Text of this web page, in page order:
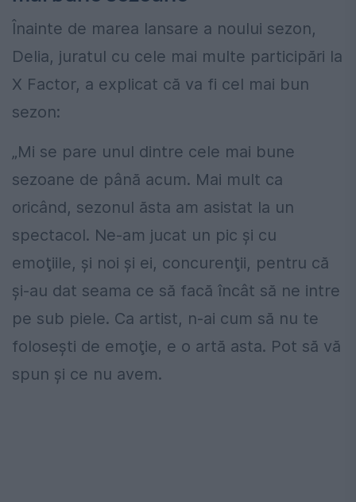
Înainte de marea lansare a noului sezon,
Delia, juratul cu cele mai multe participări la
X Factor, a explicat că va fi cel mai bun
sezon:
„Mi se pare unul dintre cele mai bune
sezoane de până acum. Mai mult ca
oricând, sezonul ăsta am asistat la un
spectacol. Ne-am jucat un pic şi cu
emoţiile, şi noi şi ei, concurenţii, pentru că
şi-au dat seama ce să facă încât să ne intre
pe sub piele. Ca artist, n-ai cum să nu te
foloseşti de emoţie, e o artă asta. Pot să vă
spun şi ce nu avem.